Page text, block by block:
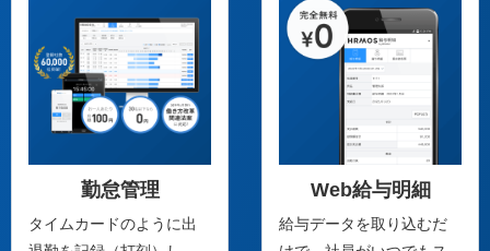
勤怠管理
タイムカードのように出
Web給与明細
給与データを取り込むだ